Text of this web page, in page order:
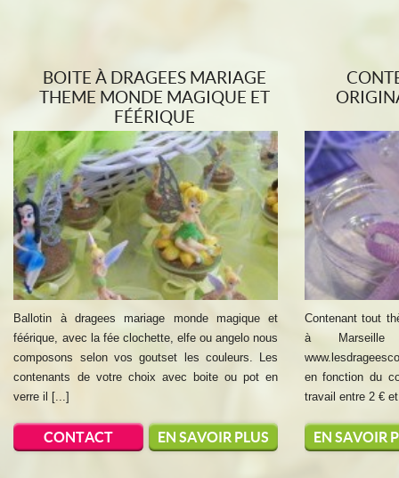
BOITE À DRAGEES MARIAGE
THEME MONDE MAGIQUE ET
FÉÉRIQUE
Ballotin à dragees mariage monde magique et
féérique, avec la fée clochette, elfe ou angelo nous
composons selon vos goutset les couleurs. Les
contenants de votre choix avec boite ou pot en
verre il [...]
CONTACT EN SAVOIR PLUS
Contenant tout
à
en fonction du
travail entre 2 €
EN SAVOIR